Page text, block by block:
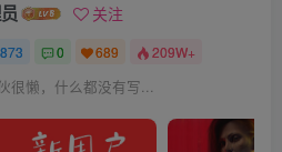
关注
0 689 209W+
很懒，什么都没有写...